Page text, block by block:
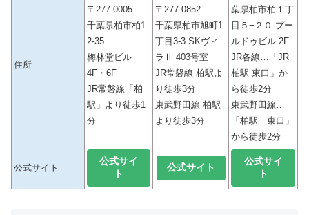
住所
〒277-0005
千葉県柏市柏1-
2-35
梅林堂ビル
4F・6F
JR常磐線「柏
駅」より徒歩1
分
〒277-0852
千葉県柏市旭町1
丁目3-3 SKヴィ
ラⅡ 403号室
JR常磐線 柏駅よ
り徒歩3分
東武野田線 柏駅
より徒歩3分
葉県柏市柏１丁
目５−２０ プー
ルドゥビル 2F
JR各線…「JR
柏駅 東口」か
ら徒歩2分
東武野田線…
「柏駅 東口」
から徒歩2分
公式サイト
公式サイ
ト
公式サイト
公式サイ
ト